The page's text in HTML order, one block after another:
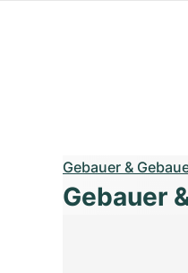
Gebauer &
Gebauer